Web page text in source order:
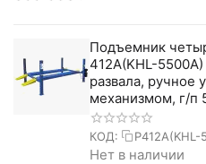
Подъемник
412A(KHL-
развала, ручное
механизмом, г/п
КОД: P412A(KHL-
Нет в наличии